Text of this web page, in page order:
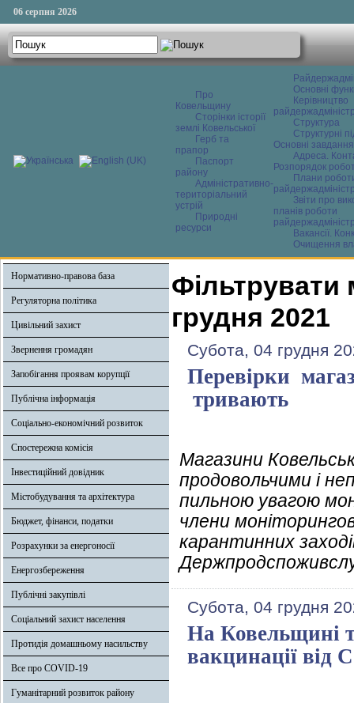
06 серпня 2026
Про
Ковельщину
Сторінки історії
землі Ковельської
Герб та
прапор
Паспорт
району
Адміністративно-
територіальний
устрій
Природні
ресурси
Основні
Керівництво
Структура
Структурні
Основні завдання
Адреса.
Розпорядок
Плани
Звіти про
планів роботи
Вакансії.
Очищення
Нормативно-правова база
Регуляторна політика
Цивільний захист
Звернення громадян
Запобігання проявам корупції
Публічна інформація
Соціально-економічний розвиток
Спостережна комісія
Інвестиційний довідник
Містобудування та архітектура
Бюджет, фінанси, податки
Розрахунки за енергоносії
Енергозбереження
Публічні закупівлі
Соціальний захист населення
Протидія домашньому насильству
Все про COVID-19
Гуманітарний розвиток району
Фільтрувати
грудня 2021
Субота, 04 грудня
Перевірки
тривають
Магазини
продовольчими і
пильною увагою
члени
карантинних
Субота, 04 грудня
На Ковельщині
вакцинації від